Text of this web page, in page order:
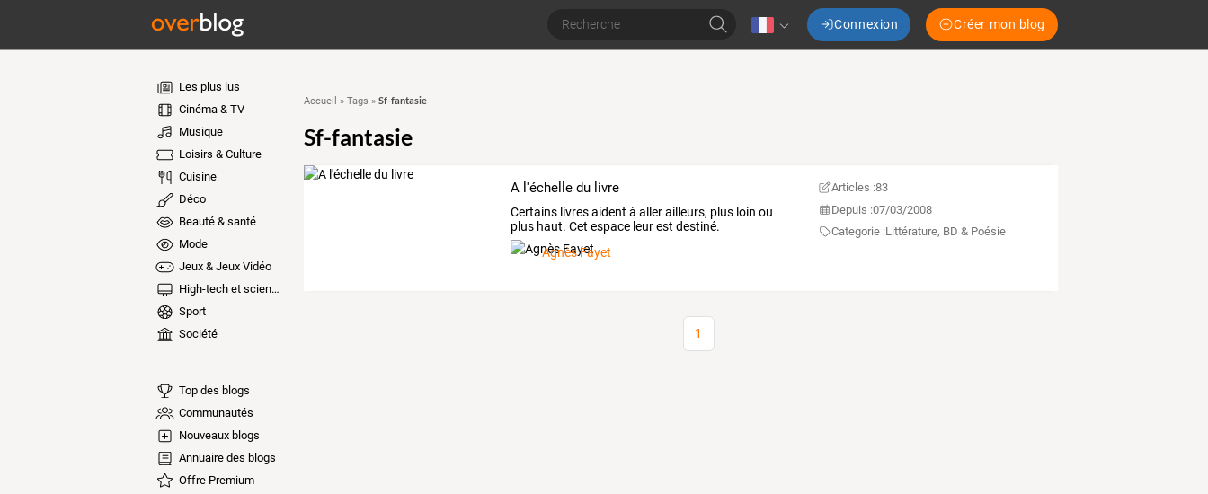
Connexion Créer mon blog
Les plus lus
Cinéma & TV
Musique
Loisirs & Culture
Cuisine
Déco
Beauté & santé
Mode
Jeux & Jeux Vidéo
High-tech et sciences
Sport
Société
Top des blogs
Communautés
Nouveaux blogs
Annuaire des blogs
Offre Premium
Accueil » Tags » Sf-fantasie
Sf-fantasie
A l'échelle du livre
Certains livres aident à aller ailleurs, plus loin ou
plus haut. Cet espace leur est destiné.
Agnès Fayet
Articles :83
Depuis :07/03/2008
Categorie :Littérature, BD & Poésie
1